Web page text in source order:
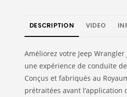
DESCRIPTION VIDEO
Améliorez votre Jeep
une expérience de conduite
Conçus et fabriqués au
prétraitées avant